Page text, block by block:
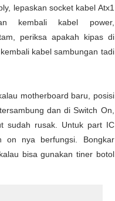
lepaskan socket kabel Atx1
kembali kabel power,
periksa apakah kipas di
kabel sambungan tadi
motherboard baru, posisi
dan di Switch On,
sudah rusak. Untuk part IC
on nya berfungsi. Bongkar
bisa gunakan tiner botol